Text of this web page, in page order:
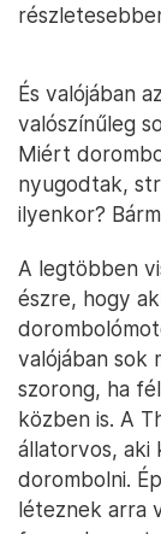
És valójában
valószínűleg
Miért
nyugodtak,
ilyenkor?
A legtöbben
észre, hogy
valójában sok
szorong, ha
közben is. A
állatorvos, aki
dorombolni.
léteznek arra